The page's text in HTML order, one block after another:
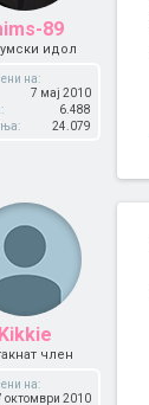
89
идол
на:
7 мај 2010
6.488
24.079
Kikkie
член
на:
октомври 2010